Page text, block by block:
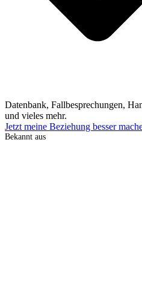
Datenbank, Fallbesprechungen,
und vieles mehr.
Jetzt meine Beziehung besser
Bekannt aus